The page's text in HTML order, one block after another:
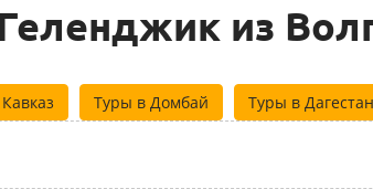
из
Туры в Домбай Туры в Дагестан